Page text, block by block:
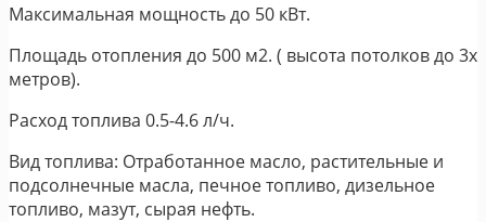
Максимальная мощность до 50 кВт.
Площадь отопления до 500 м2. ( высота потолков до 3х
метров).
Расход топлива 0.5-4.6 л/ч.
Вид топлива: Отработанное масло, растительные и
подсолнечные масла, печное топливо, дизельное
топливо, мазут, сырая нефть.